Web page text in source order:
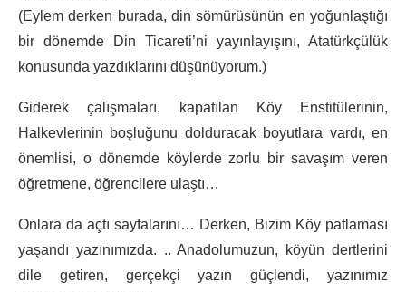
(Eylem derken burada, din sömürüsünün en yoğunlaştığı
bir dönemde Din Ticareti’ni yayınlayışını, Atatürkçülük
konusunda yazdıklarını düşünüyorum.)
Giderek çalışmaları, kapatılan Köy Enstitülerinin,
Halkevlerinin boşluğunu dolduracak boyutlara vardı, en
önemlisi, o dönemde köylerde zorlu bir savaşım veren
öğretmene, öğrencilere ulaştı…
Onlara da açtı sayfalarını… Derken, Bizim Köy patlaması
yaşandı yazınımızda. .. Anadolumuzun, köyün dertlerini
dile getiren, ger­çekçi yazın güçlendi, yazınımız